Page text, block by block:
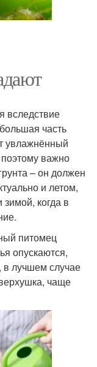
вследствие
часть
увлажнённый
важно
– он должен
и летом,
зимой, когда в
питомец
опускаются,
в лучшем случае
чаще